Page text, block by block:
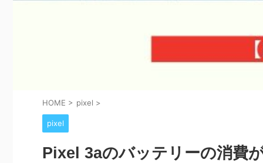
HOME > pixel >
pixel
Pixel 3aのバッテリーの消費